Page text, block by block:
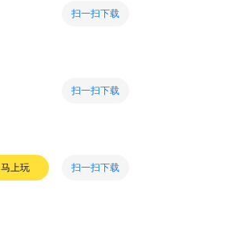
扫一扫下载
扫一扫下载
马上玩 扫一扫下载